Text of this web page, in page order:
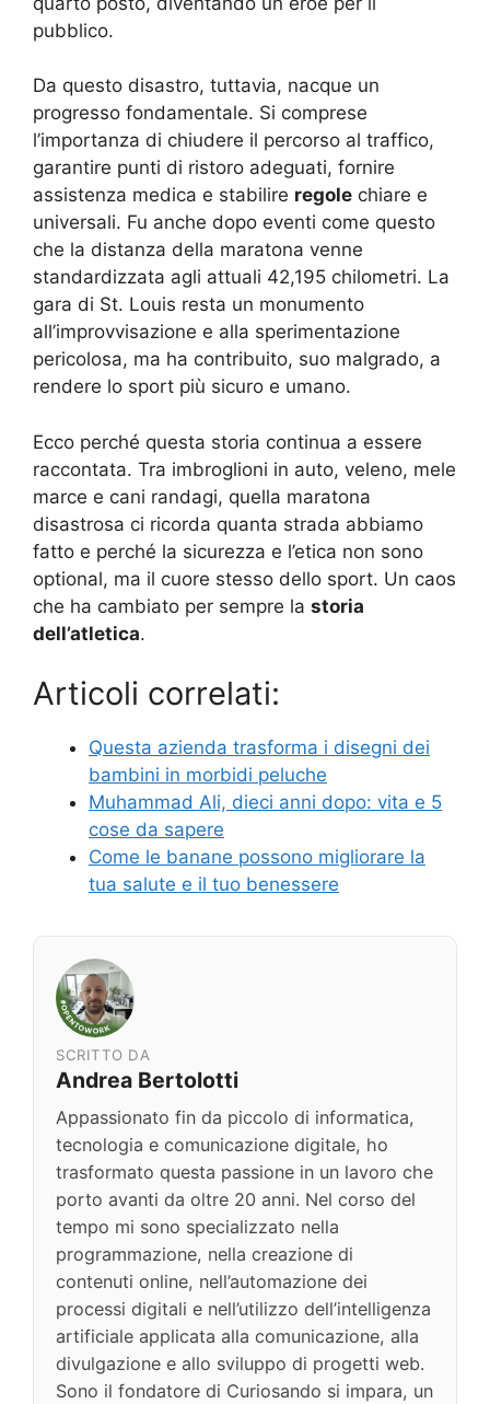
pubblico.
Da questo disastro, tuttavia, nacque un
progresso fondamentale. Si comprese
l’importanza di chiudere il percorso al traffico,
garantire punti di ristoro adeguati, fornire
assistenza medica e stabilire regole chiare e
universali. Fu anche dopo eventi come questo
che la distanza della maratona venne
standardizzata agli attuali 42,195 chilometri. La
gara di St. Louis resta un monumento
all’improvvisazione e alla sperimentazione
pericolosa, ma ha contribuito, suo malgrado, a
rendere lo sport più sicuro e umano.
Ecco perché questa storia continua a essere
raccontata. Tra imbroglioni in auto, veleno, mele
marce e cani randagi, quella maratona
disastrosa ci ricorda quanta strada abbiamo
fatto e perché la sicurezza e l’etica non sono
optional, ma il cuore stesso dello sport. Un caos
che ha cambiato per sempre la storia
dell’atletica.
Articoli correlati:
Questa azienda trasforma i disegni dei
bambini in morbidi peluche
Muhammad Ali, dieci anni dopo: vita e 5
cose da sapere
Come le banane possono migliorare la
tua salute e il tuo benessere
SCRITTO DA
Andrea Bertolotti
Appassionato fin da piccolo di informatica,
tecnologia e comunicazione digitale, ho
trasformato questa passione in un lavoro che
porto avanti da oltre 20 anni. Nel corso del
tempo mi sono specializzato nella
programmazione, nella creazione di
contenuti online, nell’automazione dei
processi digitali e nell’utilizzo dell’intelligenza
artificiale applicata alla comunicazione, alla
divulgazione e allo sviluppo di progetti web.
Sono il fondatore di Curiosando si impara, un